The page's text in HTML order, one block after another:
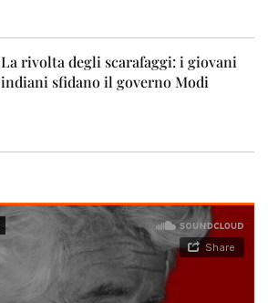
La rivolta degli scarafaggi: i giovani
indiani sfidano il governo Modi